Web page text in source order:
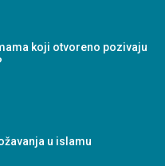
koji otvoreno pozivaju
u islamu